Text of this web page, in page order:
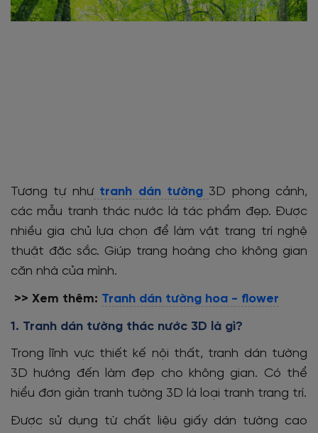
Tương tự nhưtranh dán tường 3D phong cảnh,
các mẫu tranh thác nước là tác phẩm đẹp. Được
nhiều gia chủ lựa chọn để làm vật trang trí nghệ
thuật đặc sắc. Giúp trang hoàng cho không gian
căn nhà của mình.
>> Xem thêm: Tranh dán tường hoa - flower
1. Tranh dán tường thác nước 3D là gì?
Trong lĩnh vực thiết kế nội thất, tranh dán tường
3D hướng đến làm đẹp cho không gian. Có thể
hiểu đơn giản tranh tường 3D là loại tranh trang trí.
Được sử dụng từ chất liệu giấy dán tường cao